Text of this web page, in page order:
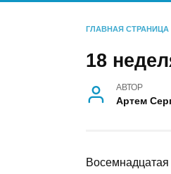
ГЛАВНАЯ СТРАНИЦА
18
АВТОР
Артем